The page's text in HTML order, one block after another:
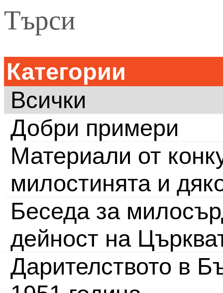
Търси
Категории
Всички
Добри примери
Материали от
милостинята и
Беседа за
дейност на
Дарителството в